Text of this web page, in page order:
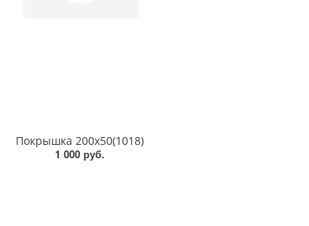
Покрышка 200х50(1018)
1 000 руб.